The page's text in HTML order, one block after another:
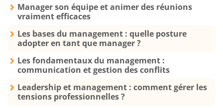
Manager son équipe et animer des réunions
vraiment efficaces
Les bases du management : quelle posture
adopter en tant que manager ?
Les fondamentaux du management :
communication et gestion des conflits
Leadership et management : comment gérer les
tensions professionnelles ?